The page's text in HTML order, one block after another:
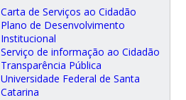
Carta de Serviços ao Cidadão
Plano de Desenvolvimento
Institucional
Serviço de informação ao Cidadão
Transparência Pública
Universidade Federal de Santa
Catarina